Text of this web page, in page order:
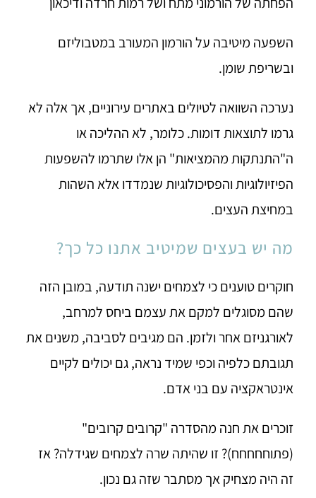
השפעה מיטיבה על הורמון המעורב במטבוליזם
ובשריפת שומן.
נערכה השוואה לטיולים באתרים עירוניים, אך אלה לא
גרמו לתוצאות דומות. כלומר, לא ההליכה או
ה"התנתקות מהמציאות" הן אלו שתרמו להשפעות
הפיזיולוגיות והפסיכולוגיות שנמדדו אלא השהות
במחיצת העצים.
מה יש בעצים שמיטיב אתנו כל כך?
חוקרים טוענים כי לצמחים ישנה תודעה, במובן הזה
שהם מסוגלים למקם את עצמם ביחס למרחב,
לאורגניזם אחר ולזמן. הם מגיבים לסביבה, משנים את
תגובתם כלפיה וכפי שמיד נראה, גם יכולים לקיים
אינטראקציה עם בני אדם.
זוכרים את חנה מהסדרה "קרובים קרובים"
(פתוחחחחח)? זו שהיתה שרה לצמחים שגידלה? אז
זה היה מצחיק אך מסתבר שזה גם נכון.